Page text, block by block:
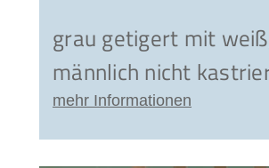
grau getigert mit
männlich nicht
mehr Informationen